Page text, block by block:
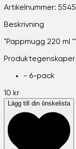
Artikelnummer:
Beskrivning
"Pappmugg 220 ml
Produktegenskaper
- 6-pack
10 kr
Lägg till din önskelista